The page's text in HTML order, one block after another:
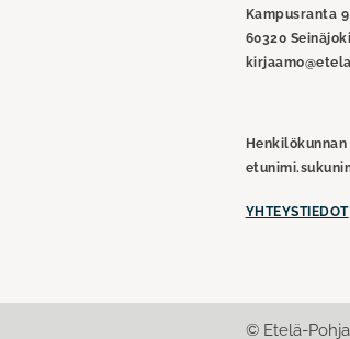
Kampusranta
60320 Seinäjoki
YHTEYSTIEDOT
© Etelä-